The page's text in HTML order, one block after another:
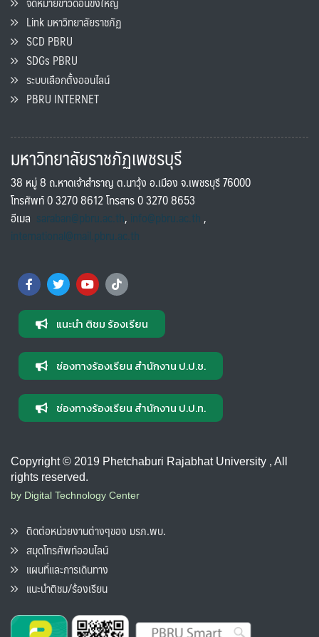
Link มหาวิทยาลัยราชภัฏ
SCD PBRU
SDGs PBRU
ระบบเลือกตั้งออนไลน์
PBRU INTERNET
มหาวิทยาลัยราชภัฏเพชรบุรี
38 หมู่ 8 ถ.หาดเจ้าสำราญ ต.นาวุ้ง อ.เมือง จ.เพชรบุรี 76000
โทรศัพท์ 0 3270 8612 โทรสาร 0 3270 8653
อีเมล saraban@pbru.ac.th, info@pbru.ac.th,
international@mail.pbru.ac.th
แนะนำ ติชม ร้องเรียน
ช่องทางร้องเรียน สำนักงาน ป.ป.ช.
ช่องทางร้องเรียน สำนักงาน ป.ป.ท.
Copyright © 2019 Phetchaburi Rajabhat University , All
rights reserved.
by Digital Technology Center
ติดต่อหน่วยงานต่างๆของ มรภ.พบ.
สมุดโทรศัพท์ออนไลน์
แผนที่และการเดินทาง
แนะนำติชม/ร้องเรียน